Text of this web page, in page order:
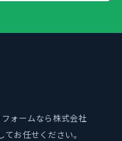
ォームなら株式会社
お任せください。